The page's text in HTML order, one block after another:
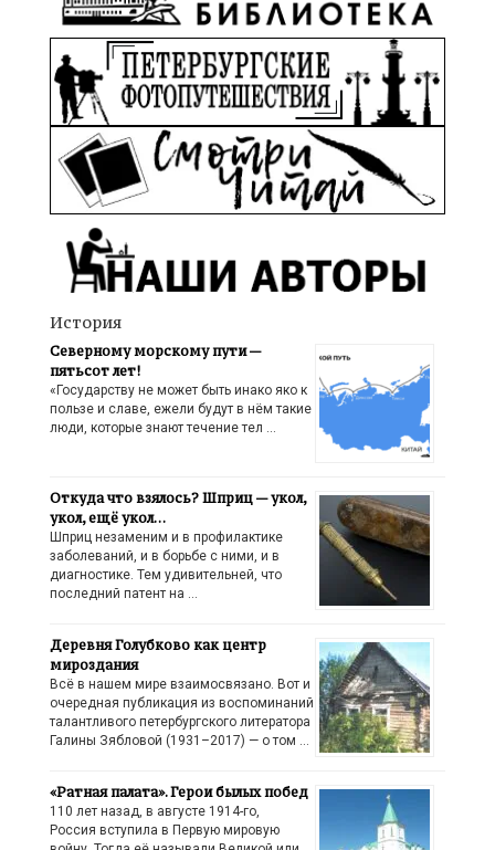
История
Северному морскому пути —
пятьсот лет!
«Государству не может быть инако яко к
пользе и славе, ежели будут в нём такие
люди, которые знают течение тел …
Откуда что взялось? Шприц — укол,
укол, ещё укол…
Шприц незаменим и в профилактике
заболеваний, и в борьбе с ними, и в
диагностике. Тем удивительней, что
последний патент на …
Деревня Голубково как центр
мироздания
Всё в нашем мире взаимосвязано. Вот и
очередная публикация из воспоминаний
талантливого петербургского литератора
Галины Зябловой (1931–2017) — о том …
«Ратная палата». Герои былых побед
110 лет назад, в августе 1914-го,
Россия вступила в Первую мировую